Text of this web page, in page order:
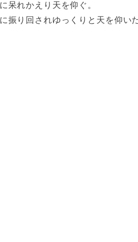
呆れかえり天を仰ぐ。
振り回されゆっくりと天を仰い